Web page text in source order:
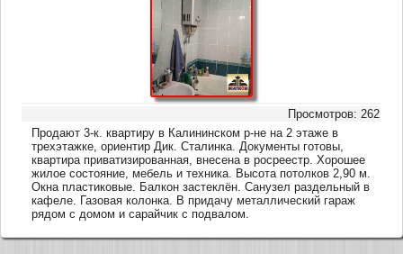
Просмотров: 262
Продают 3-к. квартиру в Калининском р-не на 2 этаже в
трехэтажке, ориентир Дик. Сталинка. Документы готовы,
квартира приватизированная, внесена в росреестр. Хорошее
жилое состояние, мебель и техника. Высота потолков 2,90 м.
Окна пластиковые. Балкон застеклён. Санузел раздельный в
кафеле. Газовая колонка. В придачу металлический гараж
рядом с домом и сарайчик с подвалом.